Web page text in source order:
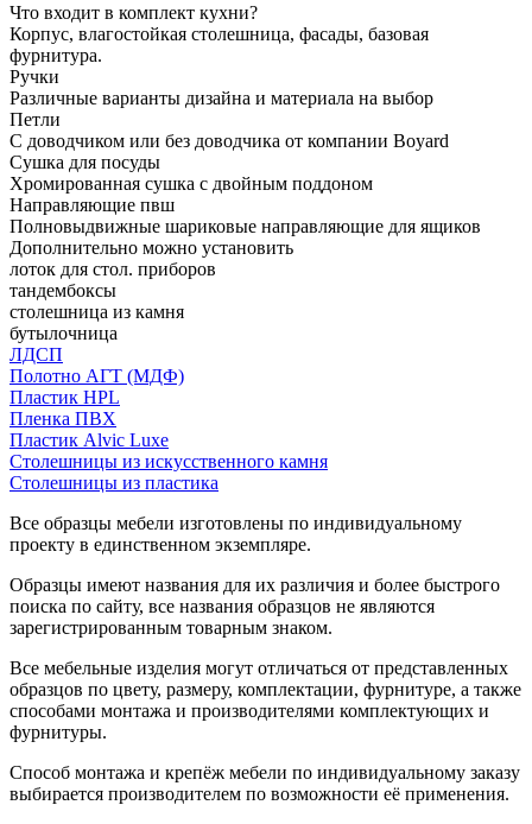
Что входит в комплект кухни?
Корпус, влагостойкая столешница, фасады, базовая
фурнитура.
Ручки
Различные варианты дизайна и материала на выбор
Петли
С доводчиком или без доводчика от компании Boyard
Сушка для посуды
Хромированная сушка с двойным поддоном
Направляющие пвш
Полновыдвижные шариковые направляющие для ящиков
Дополнительно можно установить
лоток для стол. приборов
тандембоксы
столешница из камня
бутылочница
ЛДСП
Полотно АГТ (МДФ)
Пластик HPL
Пленка ПВХ
Пластик Alvic Luxe
Столешницы из искусственного камня
Столешницы из пластика
Все образцы мебели изготовлены по индивидуальному
проекту в единственном экземпляре.
Образцы имеют названия для их различия и более быстрого
поиска по сайту, все названия образцов не являются
зарегистрированным товарным знаком.
Все мебельные изделия могут отличаться от представленных
образцов по цвету, размеру, комплектации, фурнитуре, а также
способами монтажа и производителями комплектующих и
фурнитуры.
Способ монтажа и крепёж мебели по индивидуальному заказу
выбирается производителем по возможности её применения.